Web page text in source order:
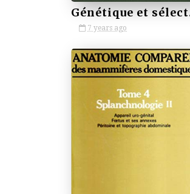
7 years ago